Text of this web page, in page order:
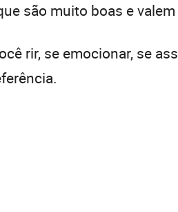
são muito boas e
rir, se emocionar, se